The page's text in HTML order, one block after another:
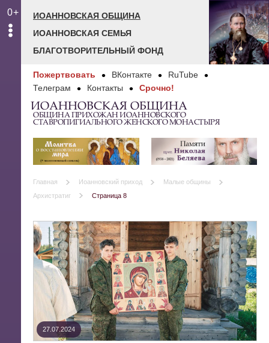
0+
ИОАННОВСКАЯ ОБЩИНА
ИОАННОВСКАЯ СЕМЬЯ
БЛАГОТВОРИТЕЛЬНЫЙ ФОНД
Пожертвовать ВКонтакте
RuTube
Телеграм
Контакты Срочно!
ИОАННОВСКАЯ ОБЩИНА
ОБЩИНА ПРИХОЖАН ИОАННОВСКОГО
СТАВРОПИГИАЛЬНОГО ЖЕНСКОГО МОНАСТЫРЯ
Главная Иоанновский приход
Малые общины
Архистратиг
Страница 8
27.07.2024